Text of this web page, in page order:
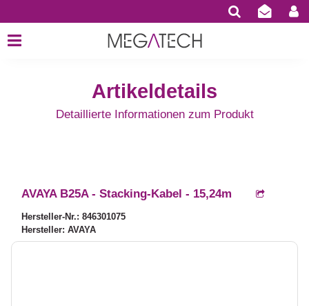
Artikeldetails
Detaillierte Informationen zum Produkt
AVAYA B25A - Stacking-Kabel - 15,24m
Hersteller-Nr.: 846301075
Hersteller: AVAYA